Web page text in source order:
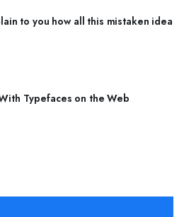
to you how all this mistaken idea
Typefaces on the Web